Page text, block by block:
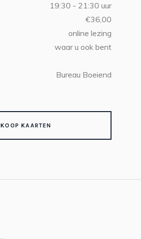
19:30 - 21:30 uur
€36,00
online lezing
waar u ook bent
Bureau Boeiend
KOOP KAARTEN